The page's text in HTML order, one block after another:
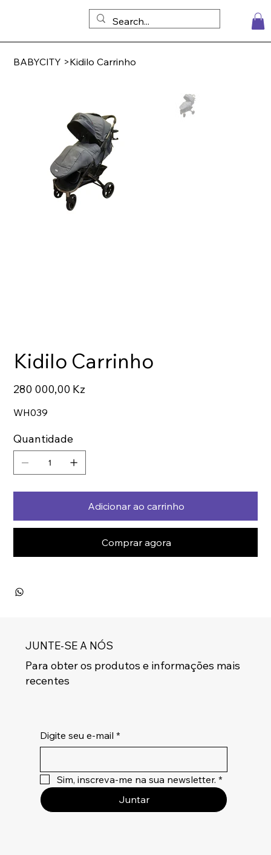
BABYCITY >Kidilo Carrinho
Kidilo Carrinho
Preço
280 000,00 Kz
WH039
Quantidade
Adicionar ao carrinho
Comprar agora
JUNTE-SE A NÓS
Para obter os produtos e informações mais
recentes
Digite seu e-mail *
Sim, inscreva-me na sua newsletter. *
Juntar